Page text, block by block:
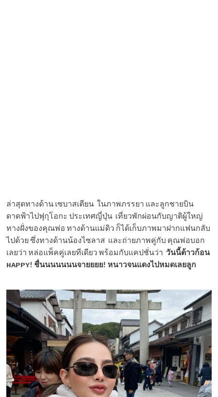
ล่าสุดทางด้าน เซบาสเตียน ในภาพภรรยา และลูกชายบิน
ดาดฟ้าไปฟุกุโอกะ ประเทศญี่ปุ่น เที่ยวพักผ่อนกับญาติผู้ใหญ่
ทางฝั่งของคุณพ่อ ทางด้านแม่ดิว ก็ได้เก็บภาพมาฝากแฟนกลับ
ไปด้วย ซึ่งทางด้านน้องไซลาส และถ่ายภาพคู่กับ คุณพ่อบอก
เลยว่า หล่อแพ็คคู่เลยทีเดียว พร้อมกับแคปชั่นว่า วันนี้ต้าวก้อน
ʜᴀᴘᴘʏ! ชื่นนนนนนนจายยยย! หนาวจนแดงไปหมดเลยลูก